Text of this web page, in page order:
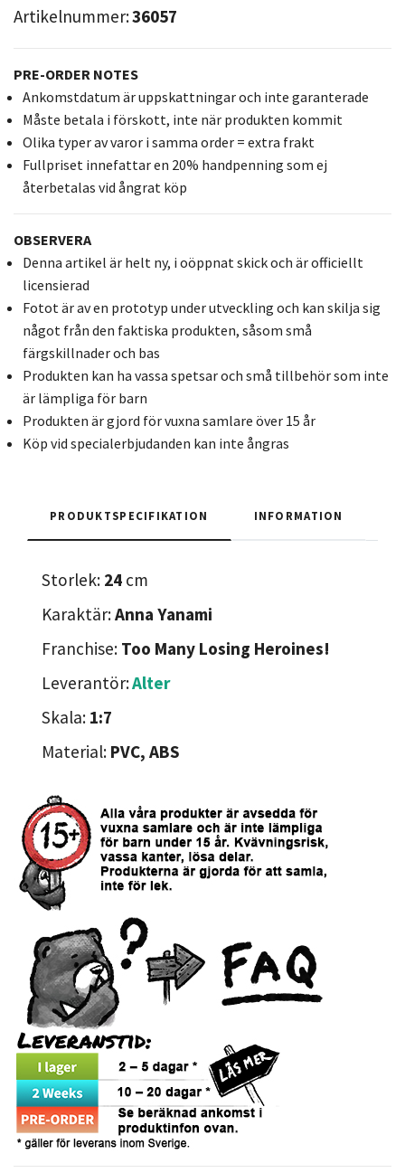
Artikelnummer:36057
PRE-ORDER NOTES
Ankomstdatum är uppskattningar och inte garanterade
Måste betala i förskott, inte när produkten kommit
Olika typer av varor i samma order = extra frakt
Fullpriset innefattar en 20% handpenning som ej
återbetalas vid ångrat köp
OBSERVERA
Denna artikel är helt ny, i oöppnat skick och är officiellt
licensierad
Fotot är av en prototyp under utveckling och kan skilja sig
något från den faktiska produkten, såsom små
färgskillnader och bas
Produkten kan ha vassa spetsar och små tillbehör som inte
är lämpliga för barn
Produkten är gjord för vuxna samlare över 15 år
Köp vid specialerbjudanden kan inte ångras
PRODUKTSPECIFIKATION INFORMATION
Storlek: 24 cm
Karaktär:Anna Yanami
Franchise: Too Many Losing Heroines!
Leverantör:Alter
Skala: 1:7
Material: PVC, ABS